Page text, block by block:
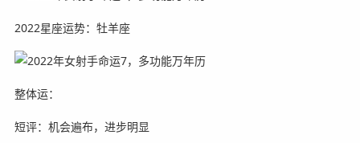
2022星座运势：牡羊座
整体运：
短评：机会遍布，进步明显